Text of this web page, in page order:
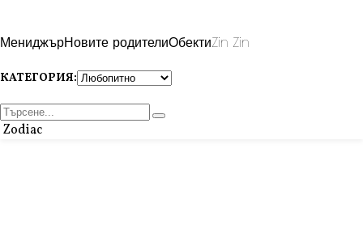
МениджърНовите родителиОбектиZin Zin
КАТЕГОРИЯ:
Zodiac